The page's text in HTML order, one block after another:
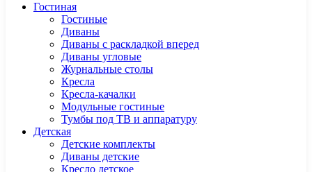
Гостиная
Гостиные
Диваны
Диваны с раскладкой вперед
Диваны угловые
Журнальные столы
Кресла
Кресла-качалки
Модульные гостиные
Тумбы под ТВ и аппаратуру
Детская
Детские комплекты
Диваны детские
Кресло детское